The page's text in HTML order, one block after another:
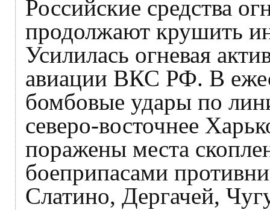
Российские средства
продолжают крушить
Усилилась огневая
авиации ВКС РФ. В
бомбовые удары по
северо-восточнее
поражены места
боеприпасами
Слатино, Дергачей,